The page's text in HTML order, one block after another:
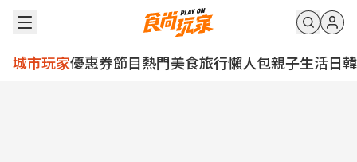
城市玩家優惠券節目熱門美食旅行懶人包親子生活日韓